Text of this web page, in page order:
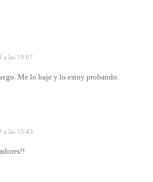
a las 19:07
Me lo baje y lo estoy probando.
a las 15:43